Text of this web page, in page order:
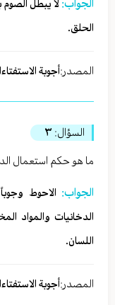
الجواب: لا یبطل
الحلق.
المصدر:أجوبة
السؤال: ٣
ما هو حکم استعمال
الجواب: الاحوط
الدخانیات والمواد
اللسان.
المصدر:أجوبة